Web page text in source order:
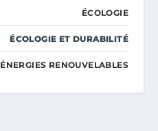
ÉCOLOGIE
ÉCOLOGIE ET DURABILITÉ
ÉNERGIES RENOUVELABLES